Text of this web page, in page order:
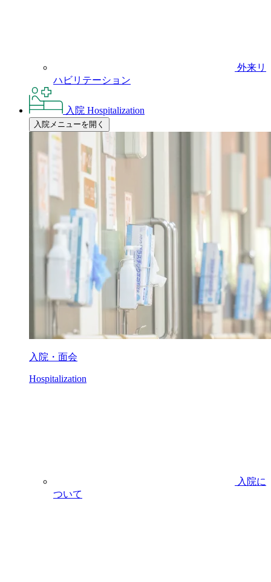
外来リ
ハビリテーション
入院 Hospitalization
入院メニューを開く
入院・面会
Hospitalization
入院に
ついて